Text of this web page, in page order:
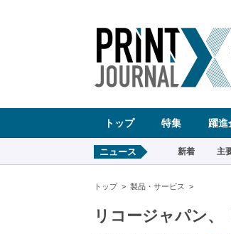
ア
ゲ
ン
トップ 特集 躍進
ニュース 新着 主
トップ 製品・サービス
リコージャパン、